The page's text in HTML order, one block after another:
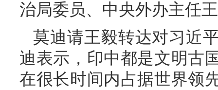
治局委员、中央外办主任
莫迪请王毅转达对习近
迪表示，印中都是文明古
在很长时间内占据世界领